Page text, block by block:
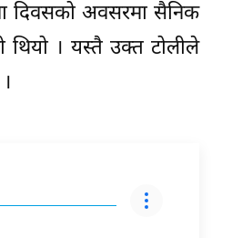
दिवसको अवसरमा सैनिक
। यस्तै उक्त टोलीले